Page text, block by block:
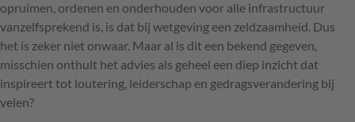
opruimen, ordenen en onderhouden voor alle infrastructuur
vanzelfsprekend is, is dat bij wetgeving een zeldzaamheid. Dus
het is zeker niet onwaar. Maar al is dit een bekend gegeven,
misschien onthult het advies als geheel een diep inzicht dat
inspireert tot loutering, leiderschap en gedragsverandering bij
velen?